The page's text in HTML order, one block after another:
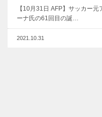
【10月31日 AFP】サッカー
ーナ氏の61回目の誕…
2021.10.31